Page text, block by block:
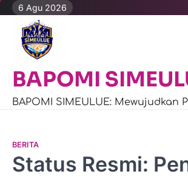
Skip
content
6 Agu 2026
BAPOMI
BAPOMI SIMEULUE: Mewujudkan
BERITA
Status Resmi: